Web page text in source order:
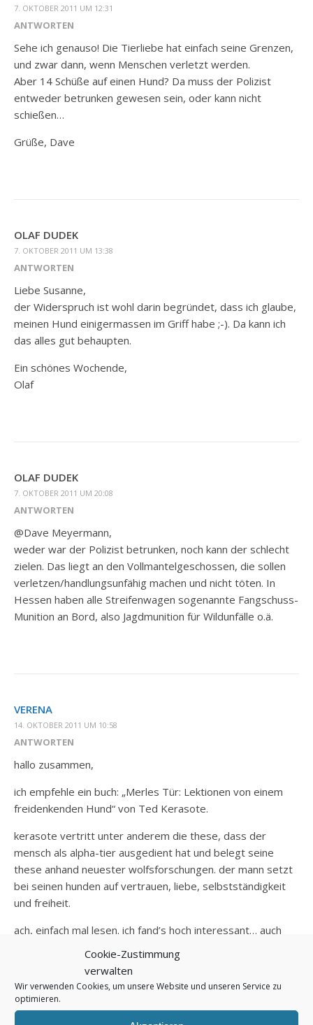
Cookie-Zustimmung
verwalten
Wir verwenden Cookies, um unsere Website und unseren Service zu
optimieren.
7. OKTOBER 2011 UM 12:31
ANTWORTEN
Sehe ich genauso! Die Tierliebe hat einfach seine Grenzen,
und zwar dann, wenn Menschen verletzt werden.
Aber 14 Schüße auf einen Hund? Da muss der Polizist
entweder betrunken gewesen sein, oder kann nicht
schießen…
Grüße, Dave
OLAF DUDEK
7. OKTOBER 2011 UM 13:38
ANTWORTEN
Liebe Susanne,
der Widerspruch ist wohl darin begründet, dass ich glaube,
meinen Hund einigermassen im Griff habe ;-). Da kann ich
das alles gut behaupten.
Ein schönes Wochende,
Olaf
OLAF DUDEK
7. OKTOBER 2011 UM 20:08
ANTWORTEN
@Dave Meyermann,
weder war der Polizist betrunken, noch kann der schlecht
zielen. Das liegt an den Vollmantelgeschossen, die sollen
verletzen/handlungsunfähig machen und nicht töten. In
Hessen haben alle Streifenwagen sogenannte Fangschuss-
Munition an Bord, also Jagdmunition für Wildunfälle o.ä.
VERENA
14. OKTOBER 2011 UM 10:58
ANTWORTEN
hallo zusammen,
ich empfehle ein buch: „Merles Tür: Lektionen von einem
freidenkenden Hund“ von Ted Kerasote.
kerasote vertritt unter anderem die these, dass der
mensch als alpha-tier ausgedient hat und belegt seine
these anhand neuester wolfsforschungen. der mann setzt
bei seinen hunden auf vertrauen, liebe, selbstständigkeit
und freiheit.
ach, einfach mal lesen. ich fand’s hoch interessant… auch
leinenzwang, desto unausgeglichener der hund. seh ich
auch so… :-)
liebe grüße